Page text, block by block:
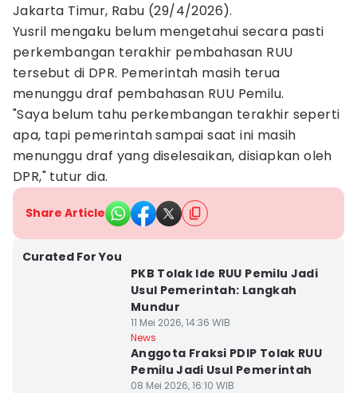
Jakarta Timur, Rabu (29/4/2026).
Yusril mengaku belum mengetahui secara pasti
perkembangan terakhir pembahasan RUU
tersebut di DPR. Pemerintah masih terua
menunggu draf pembahasan RUU Pemilu.
"Saya belum tahu perkembangan terakhir seperti
apa, tapi pemerintah sampai saat ini masih
menunggu draf yang diselesaikan, disiapkan oleh
DPR," tutur dia.
Share Article
Curated For You
PKB Tolak Ide RUU Pemilu Jadi
Usul Pemerintah: Langkah
Mundur
11 Mei 2026, 14:36 WIB
News
Anggota Fraksi PDIP Tolak RUU
Pemilu Jadi Usul Pemerintah
08 Mei 2026, 16:10 WIB